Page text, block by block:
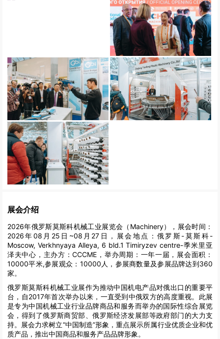
展会介绍
2026年俄罗斯莫斯科机械工业展览会（Machinery），展会时间：
2026年08月25日~08月27日，展会地点：俄罗斯-莫斯科-
Moscow, Verkhnyaya Alleya, 6 bld.1 Timiryzev centre-季米里亚
泽夫中心，主办方：CCCME，举办周期：一年一届，展会面积：
10000平米,参展观众：10000人，参展商数量及参展品牌达到360
家。
俄罗斯莫斯科机械工业展作为推动中国机电产品对俄出口的重要平
台，自2017年首次举办以来，一直受到中俄双方的高度重视。此展
是专为中国机械工业行业品牌商品和服务而举办的国际性综合展览
会，得到了俄罗斯商贸部、俄罗斯经济发展部等政府部门的大力支
持。展会力求树立“中国制造”形象，重点展示所属行业优质企业和优
质产品，推出中国商品和服务产品品牌形象。